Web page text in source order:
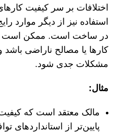
اختلافات بر سر کیفیت
استفاده نیز از دیگر موارد
در ساخت است. ممکن است
کارها یا مصالح ناراضی
مشکلات جدی شود.
مثال:
مالک معتقد است که
پایین‌تر از استانداردهای